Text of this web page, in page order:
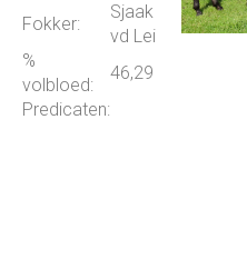
Fokker:
Sjaak
vd Lei
%
volbloed:
46,29
Predicaten: